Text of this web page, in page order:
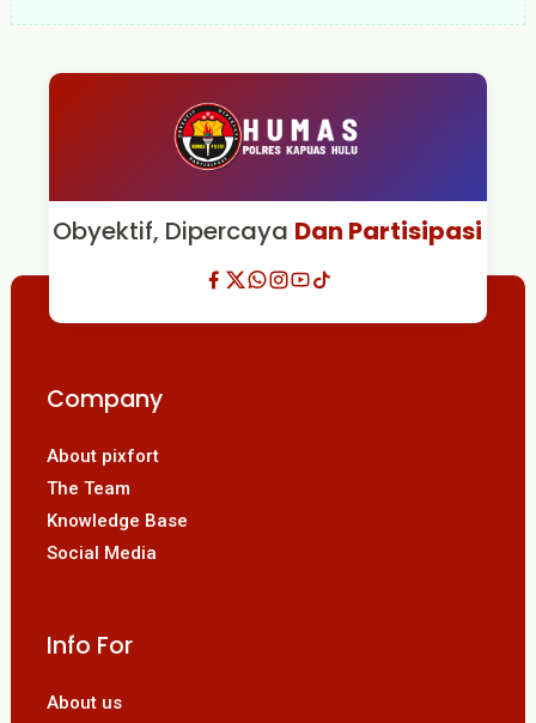
Obyektif, Dipercaya Dan Partisipasi
Company
About pixfort
The Team
Knowledge Base
Social Media
Info For
About us